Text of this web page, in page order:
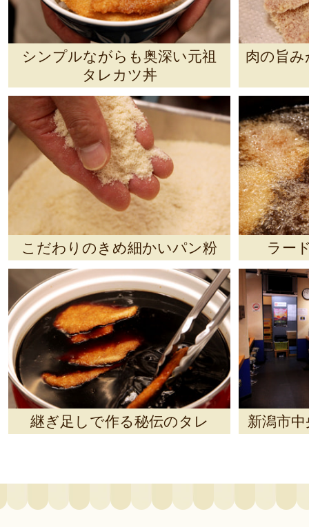
シンプルながらも奥深い元祖
タレカツ丼
肉の旨
こだわりのきめ細かいパン粉 ラー
継ぎ足しで作る秘伝のタレ 新潟市